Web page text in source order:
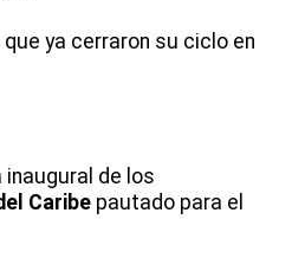
ya cerraron su ciclo en
inaugural de los
Caribe pautado para el